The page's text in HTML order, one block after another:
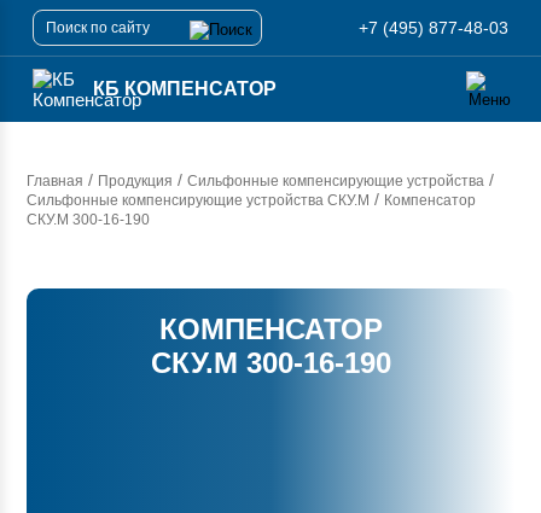
+7 (495) 877-48-03
КБ КОМПЕНСАТОР
Главная / Продукция /Сильфонные компенсирующие устройства /
Сильфонные компенсирующие устройства СКУ.М / Компенсатор
СКУ.М 300-16-190
КОМПЕНСАТОР
СКУ.М 300-16-190